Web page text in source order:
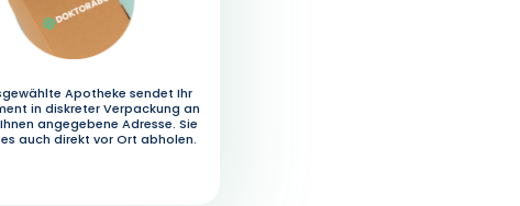
Apotheke sendet Ihr
in diskreter Verpackung an
angegebene Adresse. Sie
auch direkt vor Ort abholen.